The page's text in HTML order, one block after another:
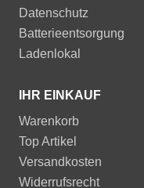
Datenschutz
Batterieentsorgung
Ladenlokal
IHR EINKAUF
Warenkorb
Top Artikel
Versandkosten
Widerrufsrecht